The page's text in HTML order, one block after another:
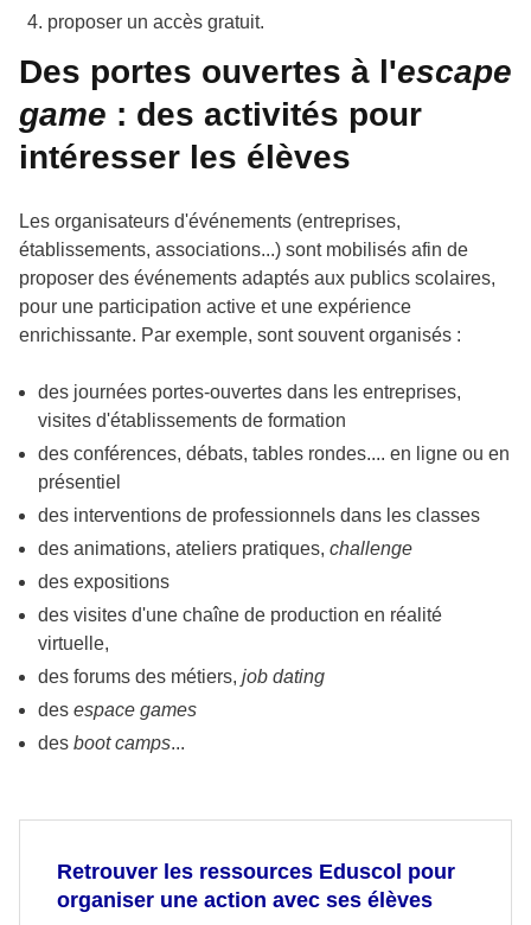
proposer un accès gratuit.
Des portes ouvertes à l'escape
game : des activités pour
intéresser les élèves
Les organisateurs d'événements (entreprises,
établissements, associations...) sont mobilisés afin de
proposer des événements adaptés aux publics scolaires,
pour une participation active et une expérience
enrichissante. Par exemple, sont souvent organisés :
des journées portes-ouvertes dans les entreprises,
visites d'établissements de formation
des conférences, débats, tables rondes.... en ligne ou en
présentiel
des interventions de professionnels dans les classes
des animations, ateliers pratiques, challenge
des expositions
des visites d'une chaîne de production en réalité
virtuelle,
des forums des métiers, job dating
des espace games
des boot camps...
Retrouver les ressources Eduscol pour
organiser une action avec ses élèves